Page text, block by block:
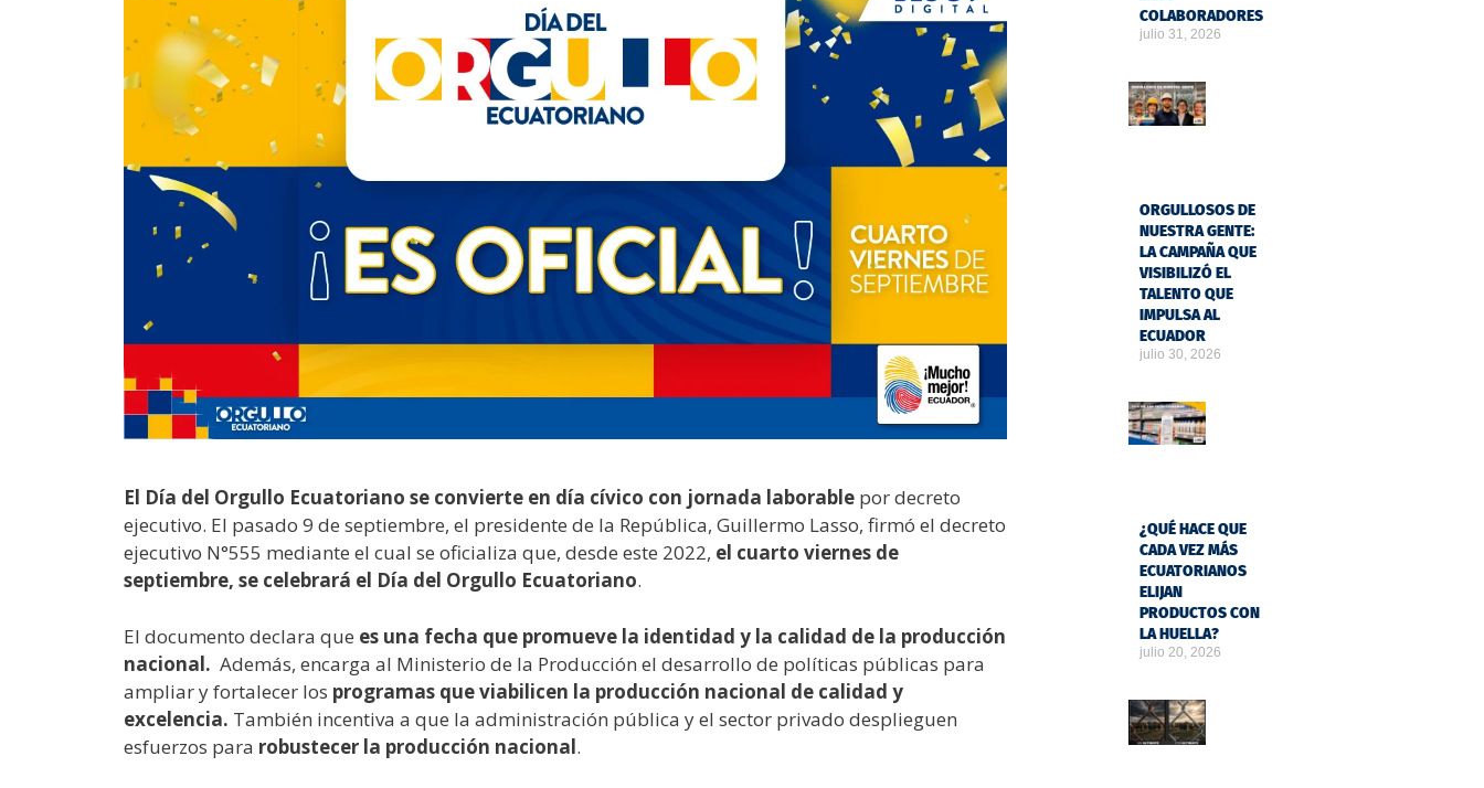
El Día del Orgullo Ecuatoriano se convierte en día cívico con jornada laborable por decreto
ejecutivo. El pasado 9 de septiembre, el presidente de la República, Guillermo Lasso, firmó el decreto
ejecutivo N°555 mediante el cual se oficializa que, desde este 2022, el cuarto viernes de
septiembre, se celebrará el Día del Orgullo Ecuatoriano.
El documento declara que es una fecha que promueve la identidad y la calidad de la producción
nacional. Además, encarga al Ministerio de la Producción el desarrollo de políticas públicas para
ampliar y fortalecer los programas que viabilicen la producción nacional de calidad y
excelencia. También incentiva a que la administración pública y el sector privado desplieguen
esfuerzos para robustecer la producción nacional.
COLABORADORES
julio 31, 2026
ORGULLOSOS DE
NUESTRA GENTE:
LA CAMPAÑA QUE
VISIBILIZÓ EL
TALENTO QUE
IMPULSA AL
ECUADOR
julio 30, 2026
¿QUÉ HACE QUE
CADA VEZ MÁS
ECUATORIANOS
ELIJAN
PRODUCTOS CON
LA HUELLA?
julio 20, 2026